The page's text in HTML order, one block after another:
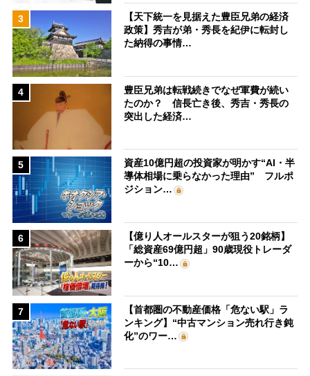
3
【天下統一を見据えた豊臣兄弟の経済
政策】秀吉が弟・秀長を紀伊に転封し
た納得の事情…
4
豊臣兄弟は転戦続きでなぜ軍費が続い
たのか？ 信長亡き後、秀吉・秀長の
突出した経済…
5
資産10億円超の投資家が明かす“AI・半
導体相場に乗らなかった理由” フルポ
ジション…
6
【億り人オールスターが狙う20銘柄】
「総資産69億円超」90歳現役トレーダ
ーから“10…
7
【首都圏の不動産価格「危ない駅」ラ
ンキング】“中古マンション売れ行き鈍
化”のワー…